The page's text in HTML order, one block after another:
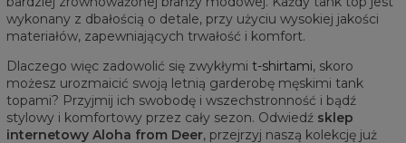
wykonany z dbałością o detale, przy użyciu wysokiej jakości
materiałów, zapewniających trwałość i komfort.
Dlaczego więc zadowolić się zwykłymi t-shirtami, skoro
możesz urozmaicić swoją letnią garderobę męskimi tank
topami? Przyjmij ich swobodę i wszechstronność i bądź
stylowy i komfortowy przez cały sezon. Odwiedź sklep
internetowy Aloha from Deer, przejrzyj naszą kolekcję już